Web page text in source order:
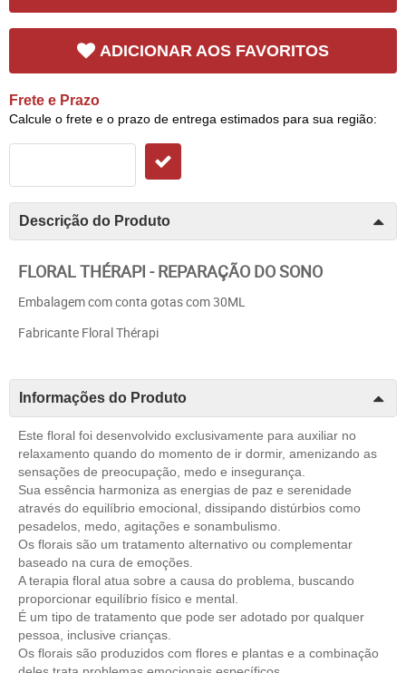
ADICIONAR AOS FAVORITOS
Frete e Prazo
Calcule o frete e o prazo de entrega estimados para sua região:
Descrição do Produto
FLORAL THÉRAPI - REPARAÇÃO DO SONO
Embalagem com conta gotas com 30ML
Fabricante Floral Thérapi
Informações do Produto
Este floral foi desenvolvido exclusivamente para auxiliar no
relaxamento quando do momento de ir dormir, amenizando as
sensações de preocupação, medo e insegurança.
Sua essência harmoniza as energias de paz e serenidade
através do equilíbrio emocional, dissipando distúrbios como
pesadelos, medo, agitações e sonambulismo.
Os florais são um tratamento alternativo ou complementar
baseado na cura de emoções.
A terapia floral atua sobre a causa do problema, buscando
proporcionar equilíbrio físico e mental.
É um tipo de tratamento que pode ser adotado por qualquer
pessoa, inclusive crianças.
Os florais são produzidos com flores e plantas e a combinação